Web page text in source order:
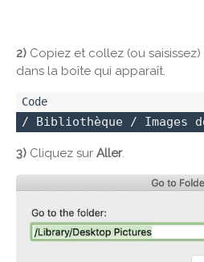
2) Copiez et collez (ou
dans la boîte qui apparaît.
/ Bibliothèque / Images
3) Cliquez sur Aller.